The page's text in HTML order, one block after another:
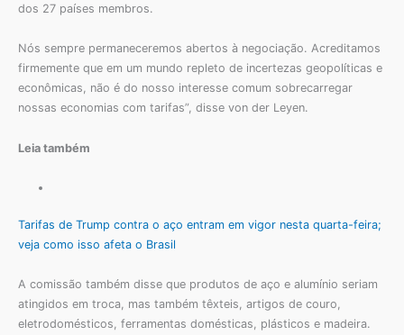
dos 27 países membros.
Nós sempre permaneceremos abertos à negociação. Acreditamos
firmemente que em um mundo repleto de incertezas geopolíticas e
econômicas, não é do nosso interesse comum sobrecarregar
nossas economias com tarifas”, disse von der Leyen.
Leia também
Tarifas de Trump contra o aço entram em vigor nesta quarta-feira;
veja como isso afeta o Brasil
A comissão também disse que produtos de aço e alumínio seriam
atingidos em troca, mas também têxteis, artigos de couro,
eletrodomésticos, ferramentas domésticas, plásticos e madeira.